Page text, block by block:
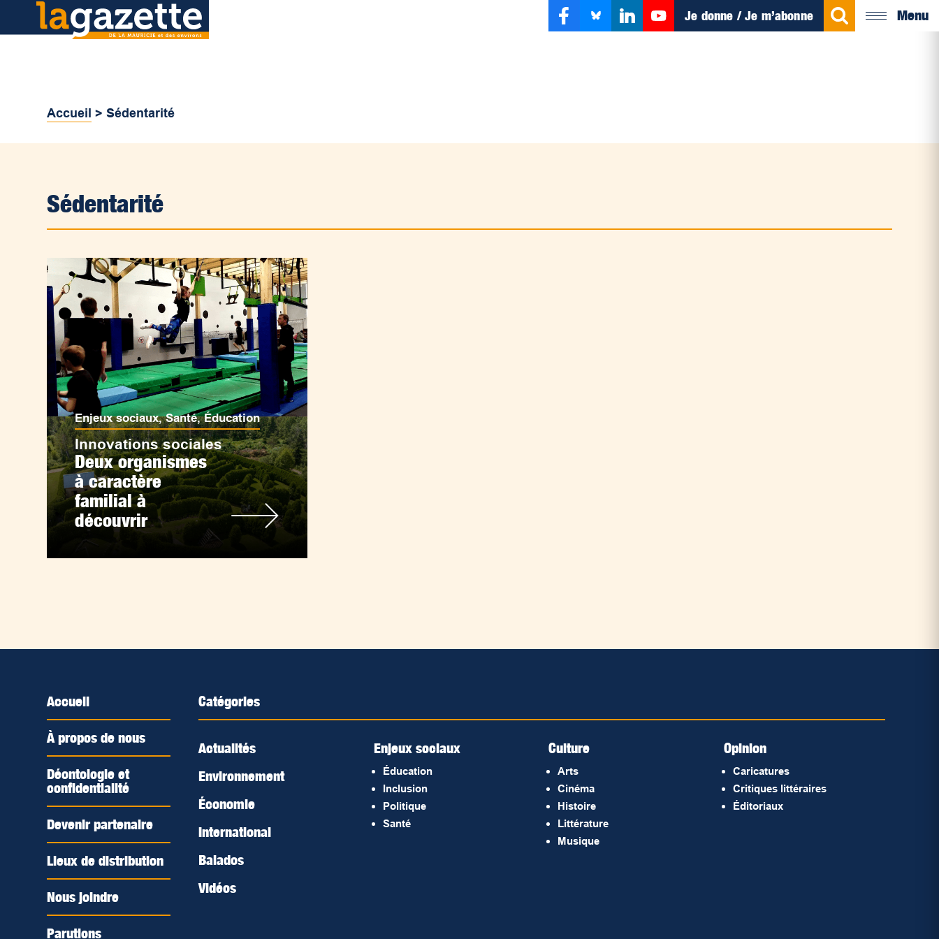
Je donne / Je m’abonne Menu
Accueil >Sédentarité
Sédentarité
Enjeux sociaux,Santé,Éducation
Innovations sociales
Deux organismes
à caractère
familial à
découvrir
Accueil
À propos de nous
Déontologie et
confidentialité
Devenir partenaire
Lieux de distribution
Nous joindre
Parutions
Catégories
Actualités
Environnement
Économie
International
Balados
Vidéos
Enjeux sociaux
Éducation
Inclusion
Politique
Santé
Culture
Arts
Cinéma
Histoire
Littérature
Musique
Opinion
Caricatures
Critiques littéraires
Éditoriaux